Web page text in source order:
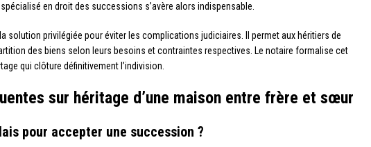
spécialisé en droit des successions s’avère alors indispensable.
solution privilégiée pour éviter les complications judiciaires. Il permet aux héritiers de
des biens selon leurs besoins et contraintes respectives. Le notaire formalise cet
qui clôture définitivement l’indivision.
sur héritage d’une maison entre frère et sœur
pour accepter une succession ?